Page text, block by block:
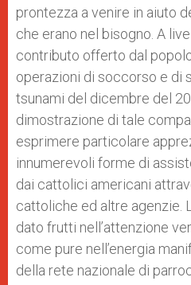
prontezza a venire in aiuto
che erano nel bisogno. A
contributo offerto dal
operazioni di soccorso e di
tsunami del dicembre del
dimostrazione di tale
esprimere particolare
innumerevoli forme di
dai cattolici americani
cattoliche ed altre agenzie.
dato frutti nell’attenzione
come pure nell’energia
della rete nazionale di